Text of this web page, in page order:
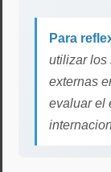
Para
utilizar los
externas
evaluar el